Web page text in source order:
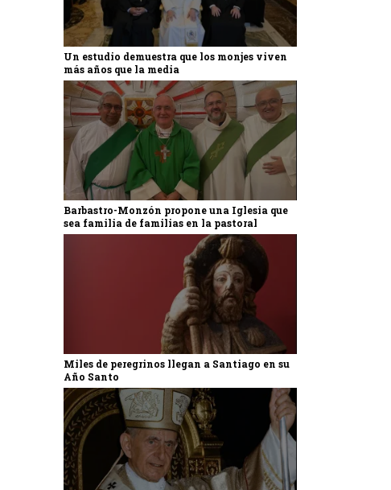
Un estudio demuestra que los monjes viven
más años que la media
Barbastro-Monzón propone una Iglesia que
sea familia de familias en la pastoral
Miles de peregrinos llegan a Santiago en su
Año Santo